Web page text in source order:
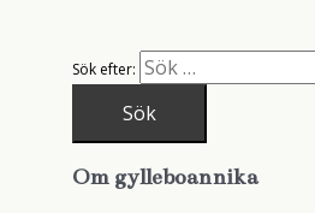
Sök efter:
Om gylleboannika